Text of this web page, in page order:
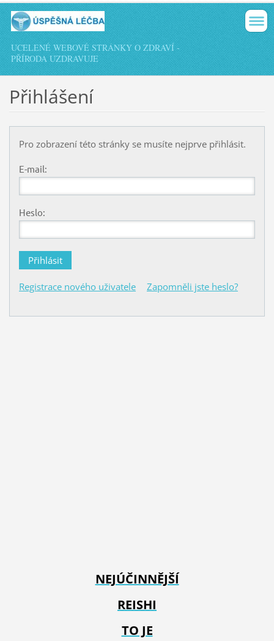
UCELENÉ WEBOVÉ STRÁNKY O ZDRAVÍ -
PŘÍRODA UZDRAVUJE
Přihlášení
Pro zobrazení této stránky se musíte nejprve přihlásit.
E-mail:
Heslo:
Registrace nového uživatele Zapomněli jste heslo?
NEJÚČINNĚJŠÍ
REISHI
TO JE